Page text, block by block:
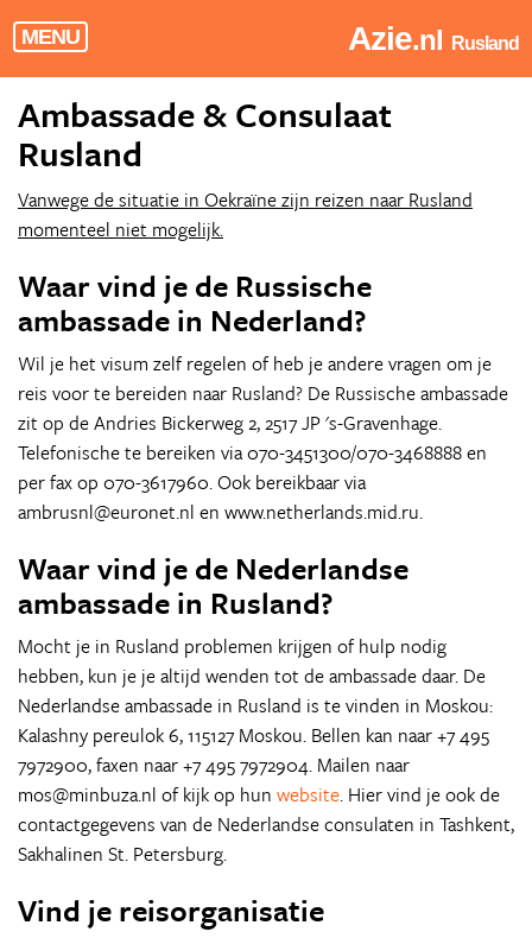
MENU Azie.nl Rusland
Ambassade & Consulaat
Rusland
Vanwege de situatie in Oekraïne zijn reizen naar Rusland
momenteel niet mogelijk.
Waar vind je de Russische
ambassade in Nederland?
Wil je het visum zelf regelen of heb je andere vragen om je
reis voor te bereiden naar Rusland? De Russische ambassade
zit op de Andries Bickerweg 2, 2517 JP 's-Gravenhage.
Telefonische te bereiken via 070-3451300/070-3468888 en
per fax op 070-3617960. Ook bereikbaar via
ambrusnl@euronet.nl en www.netherlands.mid.ru.
Waar vind je de Nederlandse
ambassade in Rusland?
Mocht je in Rusland problemen krijgen of hulp nodig
hebben, kun je je altijd wenden tot de ambassade daar. De
Nederlandse ambassade in Rusland is te vinden in Moskou:
Kalashny pereulok 6, 115127 Moskou. Bellen kan naar +7 495
7972900, faxen naar +7 495 7972904. Mailen naar
mos@minbuza.nl of kijk op hun website. Hier vind je ook de
contactgegevens van de Nederlandse consulaten in Tashkent,
Sakhalinen St. Petersburg.
Vind je reisorganisatie